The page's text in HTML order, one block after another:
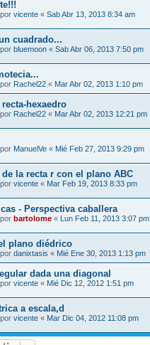
vicente « Sab Abr 13, 2013 8:34 am
cuadrado...
bluemoon « Sab Abr 06, 2013 7:50 pm
Rachel22 « Mar Abr 02, 2013 1:10 pm
hexaedro
Rachel22 « Mar Abr 02, 2013 12:21 pm
ManuelVe « Mié Feb 27, 2013 9:29 pm
la recta r con el plano ABC
vicente « Mar Feb 19, 2013 8:33 pm
- Perspectiva caballera
bartolome « Lun Feb 11, 2013 3:07 pm
plano diédrico
danixtasis « Mié Ene 30, 2013 1:13 pm
dada una diagonal
vicente « Mié Dic 12, 2012 1:51 pm
a escala,d
vicente « Mar Dic 04, 2012 11:08 pm